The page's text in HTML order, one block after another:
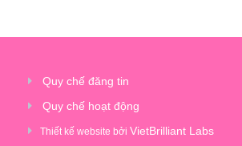
Quy chế đăng tin
Quy chế hoạt động
Thiết kế website bởi VietBrilliant Labs